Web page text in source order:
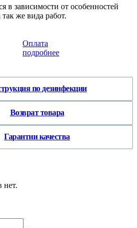
в зависимости от особенностей
же вида работ.
Оплата
подробнее
по дезинфекции
Возврат товара
Гарантии качества
нет.